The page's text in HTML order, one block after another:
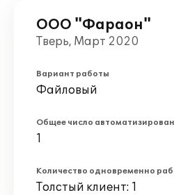
ООО "Фараон"
Тверь, Март 2020
Вариант работы
Файловый
Общее число
1
Количество одновременно
Толстый клиент: 1